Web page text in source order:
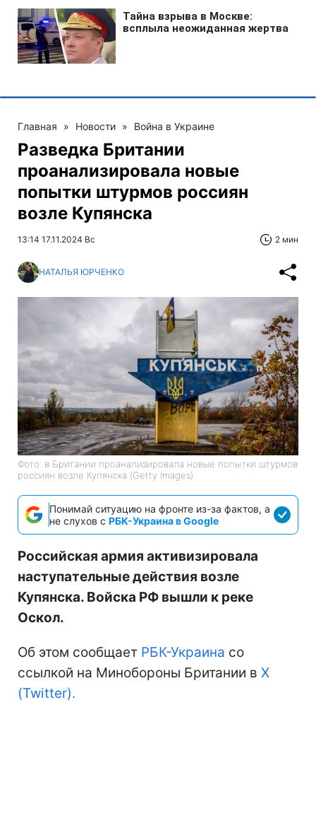
Главная » Новости » Война в Украине
Разведка Британии
проанализировала новые
попытки штурмов россиян
возле Купянска
13:14 17.11.2024 Вс 2 мин
НАТАЛЬЯ ЮРЧЕНКО
Фото: в Британии проанализировала новые попытки штурмов
россиян возле Купянска (Getty Images)
Понимай ситуацию на фронте из-за фактов, а
не слухов с РБК-Украина в Google
Российская армия активизировала
наступательные действия возле
Купянска. Войска РФ вышли к реке
Оскол.
Об этом сообщает РБК-Украина со
ссылкой на Минобороны Британии в X
(Twitter).